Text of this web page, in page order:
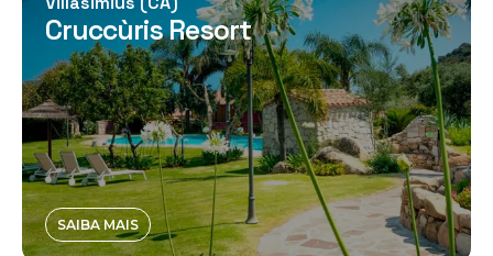
Cruccùris Resort
SAIBA MAIS